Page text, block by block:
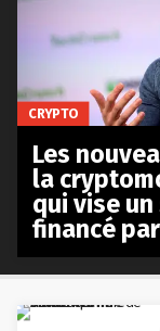
CRYPTO
Les
la
qui vise
financé par